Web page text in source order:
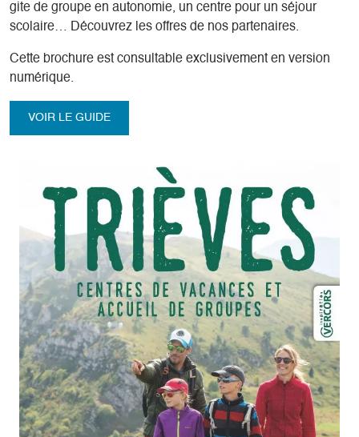
gite de groupe en autonomie, un centre pour un séjour
scolaire… Découvrez les offres de nos partenaires.
Cette brochure est consultable exclusivement en version
numérique.
VOIR LE GUIDE